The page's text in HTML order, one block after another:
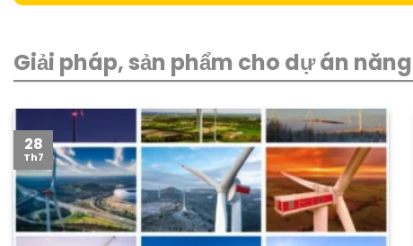
Giải pháp, sản phẩm cho dự án
28
Th7